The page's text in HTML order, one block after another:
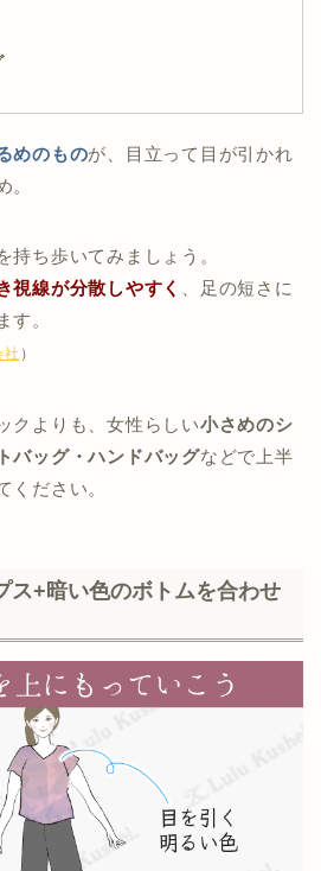
めのものが、目立って目が引かれ
。
持ち歩いてみましょう。
視線が分散しやすく
、足の短さに
す。
社 ）
クよりも、女性らしい小さめのシ
バッグ・ハンドバッグなどで上半
ください。
+暗い色のボトムを合わせ